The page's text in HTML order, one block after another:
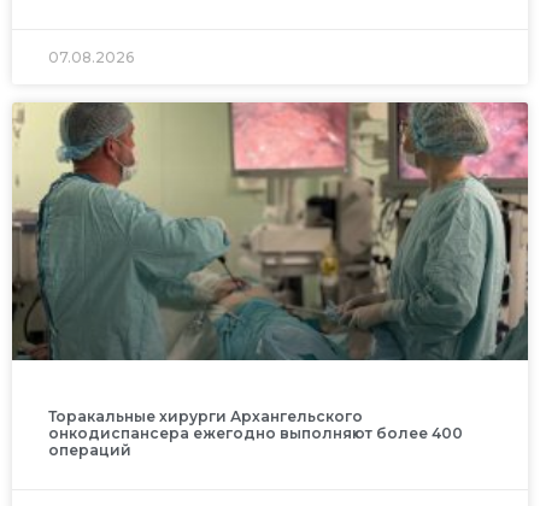
07.08.2026
Торакальные хирурги Архангельского
онкодиспансера ежегодно выполняют более 400
операций